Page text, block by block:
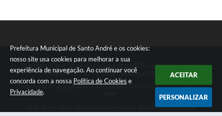
Prefeitura Municipal de Santo André e os cookies:
nosso site usa cookies para melhorar a sua
experiência de navegação. Ao continuar você
concorda com a nossa Política de Cookies e
Privacidade.
ACEITAR
PERSONALIZAR
Telefone: Central de Atendimento: 0800 019 19 44 ou 156
PABX: 4433-0111 ou Whatsapp 4433-0123
Endereço: Praça Quarto Centenário, 01, Centro | CEP: 09015-
Dias úteis, Atendimento Presencial das 07h as 18:45he